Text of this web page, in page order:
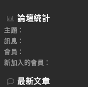
論壇統計
主題
訊息
會員
新加入的會員
最新文章